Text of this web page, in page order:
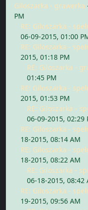
Giloszarka - grawerka
PM
RE: Giloszarka -
06-09-2015, 01:00
RE: Giloszarka -
2015, 01:18 PM
RE: Giloszarka -
01:45 PM
RE: Giloszarka -
2015, 01:53 PM
RE: Giloszarka -
06-09-2015, 02:29
RE: Giloszarka -
18-2015, 08:14 AM
RE: Giloszarka -
18-2015, 08:22 AM
RE: Giloszarka -
06-18-2015, 08:42
RE: Giloszarka -
19-2015, 09:56 AM